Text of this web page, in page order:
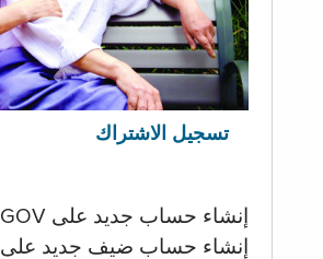
تسجيل الاشتراك
إنشاء حساب جديد على NY.GOV
إنشاء حساب ضيف جديد على SNAP